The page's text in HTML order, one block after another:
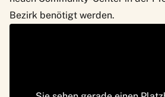
Bezirk benötigt werden.